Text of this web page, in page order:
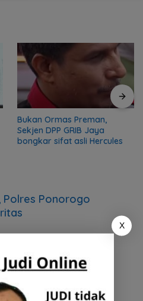
Bukan Ormas Preman,
Sekjen DPP GRIB Jaya
bongkar sifat asli Hercules
Polres Ponorogo
X